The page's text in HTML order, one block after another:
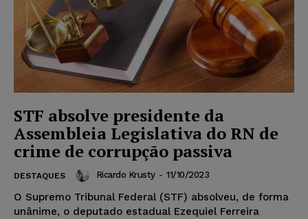
STF absolve presidente da
Assembleia Legislativa do RN de
crime de corrupção passiva
DESTAQUES Ricardo Krusty - 11/10/2023
O Supremo Tribunal Federal (STF) absolveu, de forma
unânime, o deputado estadual Ezequiel Ferreira